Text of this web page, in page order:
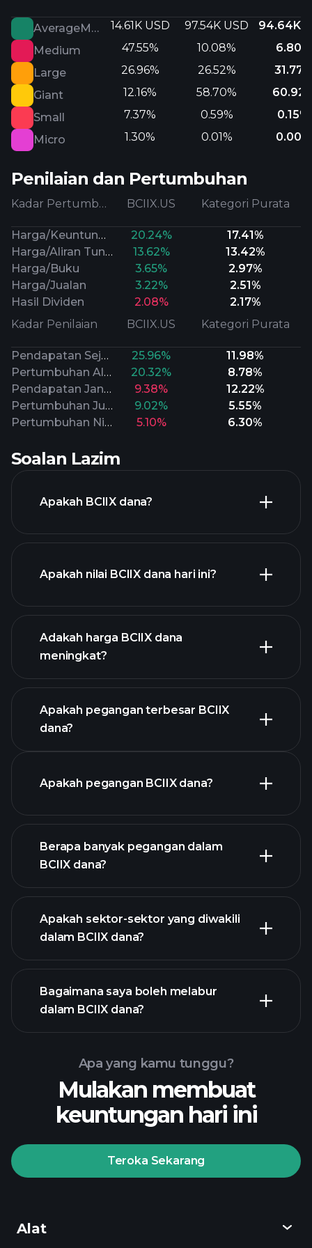
AverageMarketCap 14.61K USD 97.54K USD
94.64K
Medium
47.55% 10.08%
6.80%
Large
26.96% 26.52%
31.77%
Giant
12.16% 58.70%
Small
7.37% 0.59%
0.15%
Micro
1.30% 0.01% 0.00%
Penilaian dan Pertumbuhan
Kadar Pertumbuhan BCIIX.US Kategori Purata
Harga/Keuntungan Prospektif 20.24%
17.41%
Harga/Aliran Tunai
13.62%
13.42%
Harga/Buku
3.65%
2.97%
Harga/Jualan
3.22%
2.51%
Hasil Dividen
2.08%
2.17%
Kadar Penilaian
BCIIX.US Kategori Purata
Pendapatan Sejarah 25.96%
11.98%
Pertumbuhan Aliran Tunai
20.32%
8.78%
Pendapatan Jangka Panjang
9.38%
12.22%
Pertumbuhan Jualan
9.02%
5.55%
Pertumbuhan Nilai Buku
5.10% 6.30%
Soalan Lazim
Apakah BCIIX dana?
Apakah nilai BCIIX dana hari ini?
grafik lanjutan
Adakah harga BCIIX dana
meningkat?
graf BCIIX dana
Apakah pegangan terbesar BCIIX
dana?
holdings
Apakah pegangan BCIIX dana?
Berapa banyak pegangan dalam
BCIIX dana?
Apakah sektor-sektor yang diwakili
dalam BCIIX dana?
Bagaimana saya boleh melabur
dalam BCIIX dana?
Playtrade
Apa yang kamu tunggu?
Mulakan membuat
keuntungan hari ini
Teroka Sekarang
Alat